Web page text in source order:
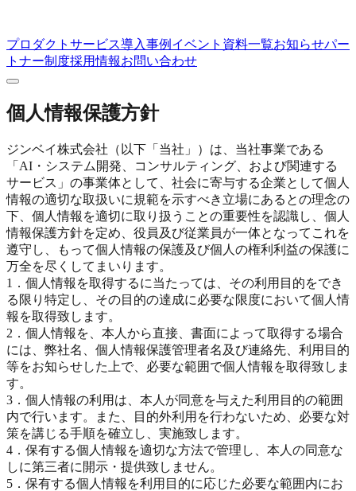
プロダクト サービス導入事例 イベント 資料一覧お知らせパー
トナー制度採用情報お問い合わせ
個人情報保護方針
ジンベイ株式会社（以下「当社」）は、当社事業である
「AI・システム開発、コンサルティング、および関連する
サービス」の事業体として、社会に寄与する企業として個人
情報の適切な取扱いに規範を示すべき立場にあるとの理念の
下、個人情報を適切に取り扱うことの重要性を認識し、個人
情報保護方針を定め、役員及び従業員が一体となってこれを
遵守し、もって個人情報の保護及び個人の権利利益の保護に
万全を尽くしてまいります。
1．個人情報を取得するに当たっては、その利用目的をでき
る限り特定し、その目的の達成に必要な限度において個人情
報を取得致します。
2．個人情報を、本人から直接、書面によって取得する場合
には、弊社名、個人情報保護管理者名及び連絡先、利用目的
等をお知らせした上で、必要な範囲で個人情報を取得致しま
す。
3．個人情報の利用は、本人が同意を与えた利用目的の範囲
内で行います。また、目的外利用を行わないため、必要な対
策を講じる手順を確立し、実施致します。
4．保有する個人情報を適切な方法で管理し、本人の同意な
しに第三者に開示・提供致しません。
5．保有する個人情報を利用目的に応じた必要な範囲内にお